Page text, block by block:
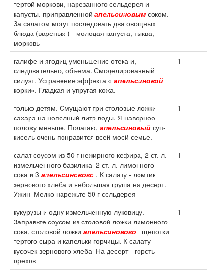
тертой моркови, нарезанного сельдерея и
капусты, приправленной апельсиновым соком.
За салатом могут последовать два овощных
блюда (вареных ) - молодая капуста, тыква,
морковь
галифе и ягодиц уменьшение отека и,
следовательно, объема. Смоделированный
силуэт. Устранение эффекта « апельсиновой
корки». Гладкая и упругая кожа.
1
только детям. Смущают три столовые ложки
сахара на неполный литр воды. Я наверное
положу меньше. Полагаю, апельсиновый суп-
кисель очень понравится всей моей семье.
1
салат соусом из 50 г нежирного кефира, 2 ст. л.
измельченного базилика, 2 ст. л. лимонного
сока и 3 апельсинового . К салату - ломтик
зернового хлеба и небольшая груша на десерт.
Ужин. Мелко нарежьте 50 г сельдерея
1
кукурузы и одну измельченную луковицу.
Заправьте соусом из столовой ложки лимонного
сока, столовой ложки апельсинового , щепотки
тертого сыра и капельки горчицы. К салату -
кусочек зернового хлеба. На десерт - горсть
орехов
1